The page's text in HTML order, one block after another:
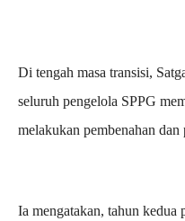
Di tengah masa transisi,
seluruh pengelola SPPG
melakukan pembenahan
Ia mengatakan, tahun kedua